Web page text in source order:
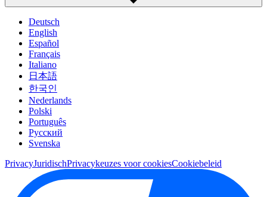
Deutsch
English
Español
Français
Italiano
日本語
한국인
Nederlands
Polski
Português
Pусский
Svenska
PrivacyJuridischPrivacykeuzes voor cookiesCookiebeleid